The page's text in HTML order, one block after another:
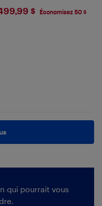
$ Économisez 50 $
qui pourrait vous